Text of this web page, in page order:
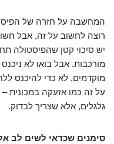
המחשבה על חזרה של
רוצה לחשוב על זה, אבל
יש סיכוי קטן שהפיסטולה
מורכבות. אבל בואו לא
מוקדמים, לא כדי להיכנס
על זה כמו אזעקה במכונית
גלגלים, אלא שצריך לבדוק.
סימנים שכדאי לשים לב